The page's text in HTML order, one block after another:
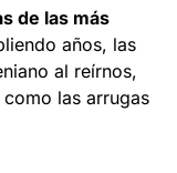
de las más
años, las
al reírnos,
las arrugas